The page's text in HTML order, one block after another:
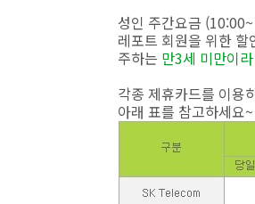
성인 주간요금
레포트 회원을 위한
주하는 만3세 미만이
각종 제휴카드를 이용
아래 표를 참고하세요